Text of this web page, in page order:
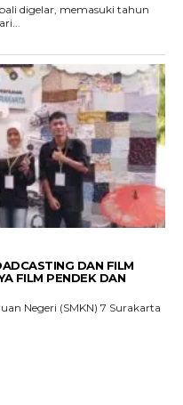
digelar, memasuki tahun
DAN FILM
FILM PENDEK DAN
Negeri (SMKN) 7 Surakarta